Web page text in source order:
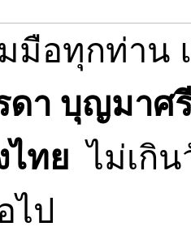
มือทุกท่าน
ดา บุญมาศ
ไทย ไม่เกิ
ไป